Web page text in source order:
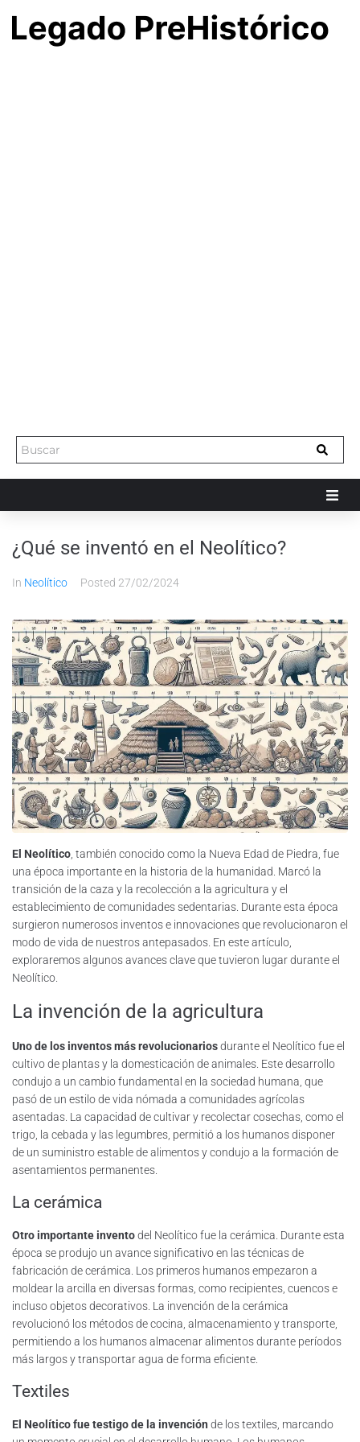
¿Qué se inventó en el Neolítico?
In Neolítico Posted 27/02/2024
El Neolítico, también conocido como la Nueva Edad de Piedra, fue
una época importante en la historia de la humanidad. Marcó la
transición de la caza y la recolección a la agricultura y el
establecimiento de comunidades sedentarias. Durante esta época
surgieron numerosos inventos e innovaciones que revolucionaron el
modo de vida de nuestros antepasados. En este artículo,
exploraremos algunos avances clave que tuvieron lugar durante el
Neolítico.
La invención de la agricultura
Uno de los inventos más revolucionariosdurante el Neolítico fue el
cultivo de plantas y la domesticación de animales. Este desarrollo
condujo a un cambio fundamental en la sociedad humana, que
pasó de un estilo de vida nómada a comunidades agrícolas
asentadas. La capacidad de cultivar y recolectar cosechas, como el
trigo, la cebada y las legumbres, permitió a los humanos disponer
de un suministro estable de alimentos y condujo a la formación de
asentamientos permanentes.
La cerámica
Otro importante inventodel Neolítico fue la cerámica. Durante esta
época se produjo un avance significativo en las técnicas de
fabricación de cerámica. Los primeros humanos empezaron a
moldear la arcilla en diversas formas, como recipientes, cuencos e
incluso objetos decorativos. La invención de la cerámica
revolucionó los métodos de cocina, almacenamiento y transporte,
permitiendo a los humanos almacenar alimentos durante períodos
más largos y transportar agua de forma eficiente.
Textiles
El Neolítico fue testigo de la invención de los textiles, marcando